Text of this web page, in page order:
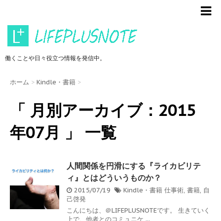
働くことや日々役立つ情報を発信中。
ホーム > Kindle・書籍 >
「 月別アーカイブ：2015
年07月 」 一覧
人間関係を円滑にする『ライカビリテ
ィ』とはどういうものか？
2015/07/19 Kindle・書籍 仕事術, 書籍, 自
己啓発
こんにちは、＠LIFEPLUSNOTEです。 生きていく
上で、他者とのコミュニケ ...